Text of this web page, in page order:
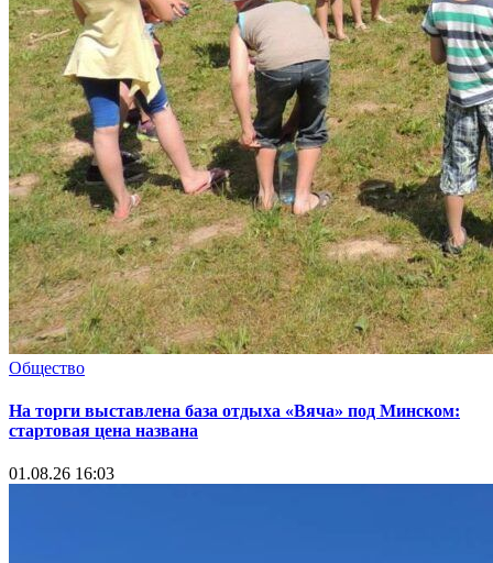
Общество
На торги выставлена база отдыха «Вяча» под Минском:
стартовая цена названа
01.08.26 16:03